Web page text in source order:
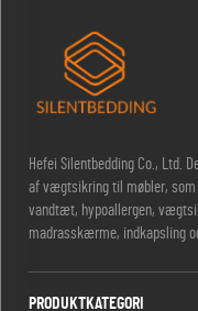
Hefei Silentbedding Co., Ltd.
af vægtsikring til møbler,
vandtæt, hypoallergen,
madrasskærme, indkapsling
PRODUKTKATEGORI